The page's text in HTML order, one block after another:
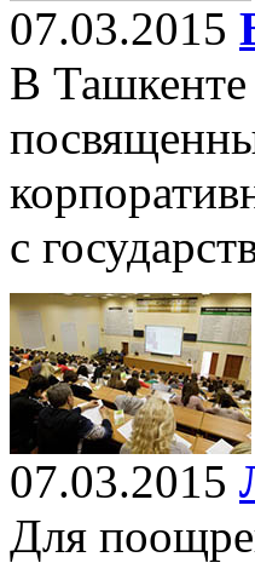
07.03.2015
В Ташкенте
с
07.03.2015
Для